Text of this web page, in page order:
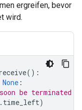
ergreifen, bevor
wird.
():
None :
be terminated
. time_left)